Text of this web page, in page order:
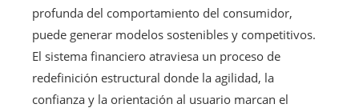
profunda del comportamiento del consumidor,
puede generar modelos sostenibles y competitivos.
El sistema financiero atraviesa un proceso de
redefinición estructural donde la agilidad, la
confianza y la orientación al usuario marcan el